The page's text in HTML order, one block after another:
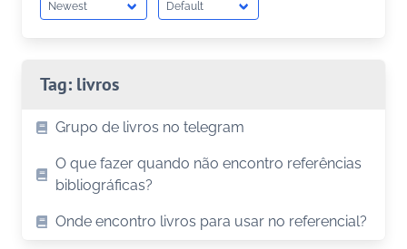
Tag: livros
Grupo de livros no telegram
O que fazer quando não encontro referências
bibliográficas?
Onde encontro livros para usar no referencial?